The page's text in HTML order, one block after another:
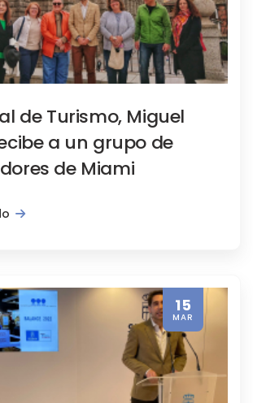
de Turismo, Miguel
a un grupo de
de Miami
15
MAR